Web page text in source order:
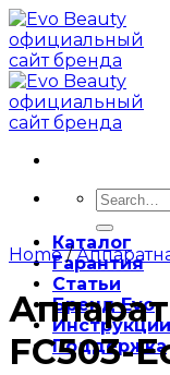
Skip
to
content
Search
for:
Каталог
Гарантия
Статьи
Бренд Evo
Инструкции
Поддержка
Home /
FC503-